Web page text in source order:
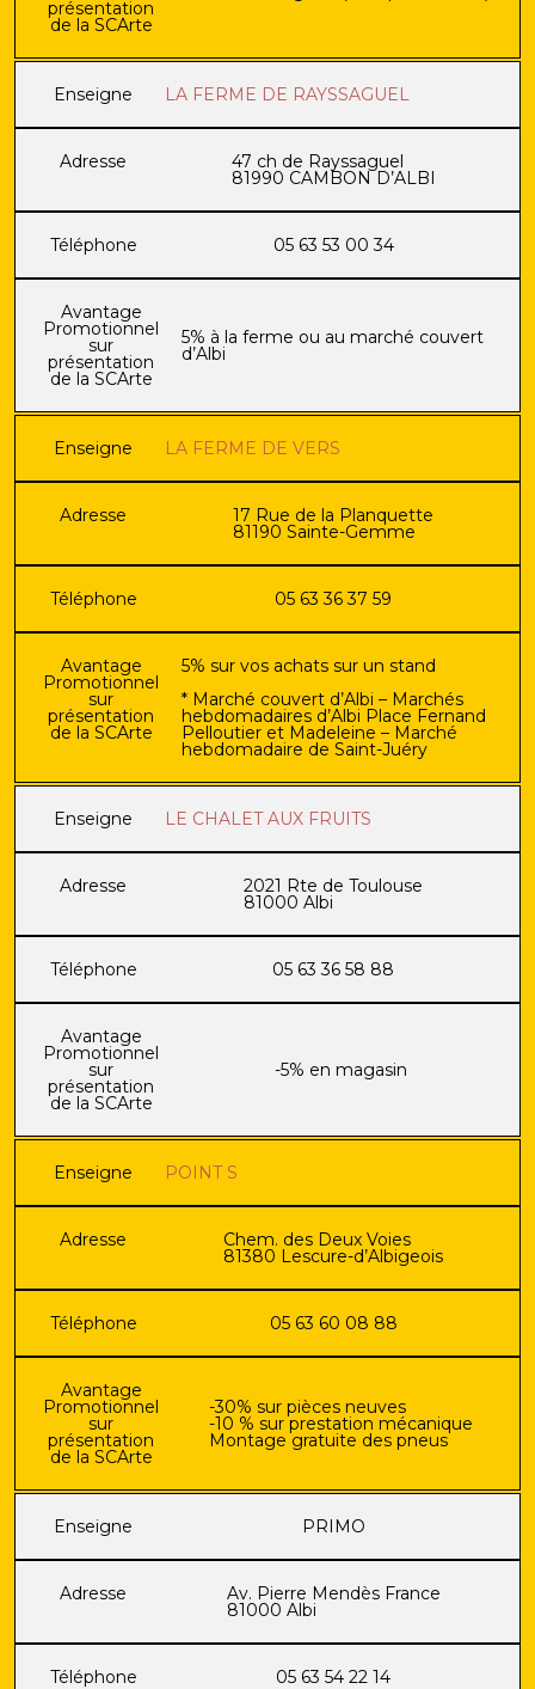
présentation
de la SCArte
Enseigne LA FERME DE RAYSSAGUEL
Adresse 47 ch de Rayssaguel
81990 CAMBON D’ALBI
Téléphone 05 63 53 00 34
Avantage
Promotionnel
sur
présentation
de la SCArte
5% à la ferme ou au marché couvert
d’Albi
Enseigne LA FERME DE VERS
Adresse 17 Rue de la Planquette
81190 Sainte-Gemme
Téléphone 05 63 36 37 59
Avantage
Promotionnel
sur
présentation
de la SCArte
5% sur vos achats sur un stand
* Marché couvert d’Albi – Marchés
hebdomadaires d’Albi Place Fernand
Pelloutier et Madeleine – Marché
hebdomadaire de Saint-Juéry
Enseigne LE CHALET AUX FRUITS
Adresse 2021 Rte de Toulouse
81000 Albi
Téléphone 05 63 36 58 88
Avantage
Promotionnel
sur
présentation
de la SCArte
-5% en magasin
Enseigne POINT S
Adresse Chem. des Deux Voies
81380 Lescure-d’Albigeois
Téléphone 05 63 60 08 88
Avantage
Promotionnel
sur
présentation
de la SCArte
-30% sur pièces neuves
-10 % sur prestation mécanique
Montage gratuite des pneus
Enseigne PRIMO
Adresse Av. Pierre Mendès France
81000 Albi
Téléphone 05 63 54 22 14